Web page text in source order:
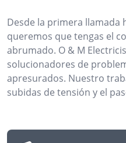
Desde la primera llamada
queremos que tengas el
abrumado. O & M
solucionadores de
apresurados. Nuestro
subidas de tensión y el